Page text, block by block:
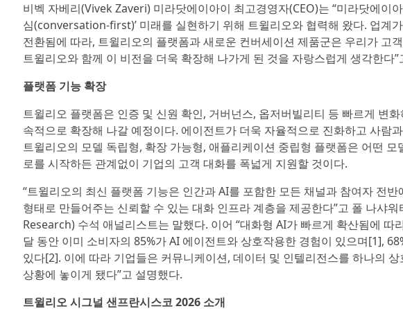
비벡 자베리(Vivek Zaveri) 미라닷에이아이 최고경영자(CEO)는 “미라닷에이
심(conversation-first)’ 미래를 실현하기 위해 트윌리오와 협력해 왔다. 업계
전환됨에 따라, 트윌리오의 플랫폼과 새로운 컨버세이션 제품군은 우리가 고
트윌리오와 함께 이 비전을 더욱 확장해 나가게 된 것을 자랑스럽게 생각한다”
플랫폼 기능 확장
트윌리오 플랫폼은 인증 및 신원 확인, 거버넌스, 옵저버빌리티 등 빠르게 변
속적으로 확장해 나갈 예정이다. 에이전트가 더욱 자율적으로 진화하고 사람
트윌리오의 모델 독립형, 확장 가능형, 애플리케이션 중립형 플랫폼은 어떤
로를 시작하든 관계없이 기업의 고객 대화를 폭넓게 지원할 것이다.
“트윌리오의 최신 플랫폼 기능은 인간과 AI를 포함한 모든 채널과 참여자 전
형태로 만들어주는 신뢰할 수 있는 대화 인프라 계층을 제공한다”고 폴 나샤
Research) 수석 애널리스트는 말했다. 이어 “대화형 AI가 빠르게 확산됨에
달 동안 이미 소비자의 85%가 AI 에이전트와 상호작용한 경험이 있으며[1],
있다[2]. 이에 따라 기업들은 커뮤니케이션, 데이터 및 인텔리전스를 하나의
상황에 놓이게 됐다”고 설명했다.
트윌리오 시그널 샌프란시스코 2026 소개